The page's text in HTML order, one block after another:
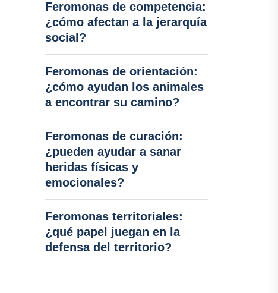
Feromonas de competencia:
¿cómo afectan a la jerarquía
social?
Feromonas de orientación:
¿cómo ayudan los animales
a encontrar su camino?
Feromonas de curación:
¿pueden ayudar a sanar
heridas físicas y
emocionales?
Feromonas territoriales:
¿qué papel juegan en la
defensa del territorio?